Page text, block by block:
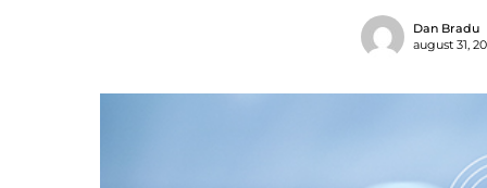
Dan Bradu
august 31,